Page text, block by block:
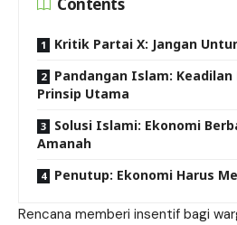
Contents
Kritik Partai X: Jangan
Pandangan Islam:
Prinsip Utama
Solusi Islami: Ekonomi
Amanah
Penutup: Ekonomi Harus
Rencana memberi insentif bagi